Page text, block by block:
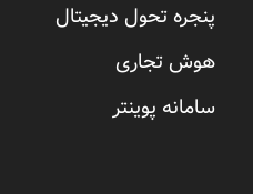
پنجره تحول دیجیتال
هوش تجاری
سامانه پوینتر